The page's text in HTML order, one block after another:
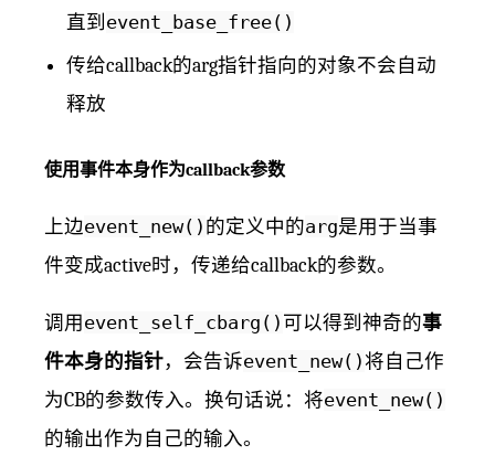
直到 event_base_free()
传给callback的arg指针指向的对象不会自动
释放
使用事件本身作为callback参数
上边event_new() 的定义中的arg是用于当事
件变成active时，传递给callback的参数。
调用 event_self_cbarg() 可以得到神奇的事
件本身的指针，会告诉event_new() 将自己作
为CB的参数传入。换句话说：将event_new()
的输出作为自己的输入。